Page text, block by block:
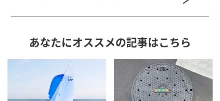
あなたにオススメの記事はこちら